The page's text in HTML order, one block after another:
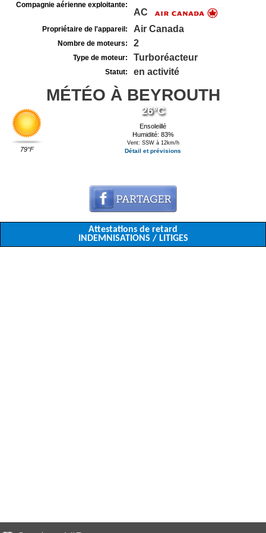
Compagnie aérienne exploitante:
AC
Propriétaire de l'appareil: Air Canada
Nombre de moteurs: 2
Type de moteur: Turboréacteur
Statut: en activité
MÉTÉO À BEYROUTH
79°F
26°C
Ensoleillé
Humidité: 83%
Vent: SSW à 12km/h
Détail et prévisions
Attestations de retard
INDEMNISATIONS / LITIGES